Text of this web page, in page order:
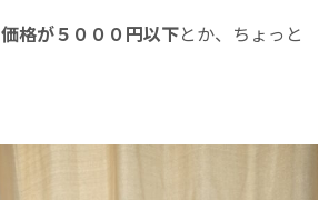
価格が５０００円以下とか、ちょっと